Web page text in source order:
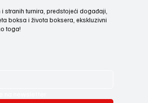
stranih turnira, predstojeći događaji,
boksa i života boksera, ekskluzivni
toga!